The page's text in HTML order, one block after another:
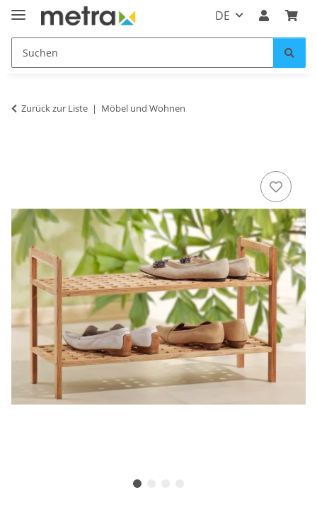
DE
Zurück zur Liste Möbel und Wohnen